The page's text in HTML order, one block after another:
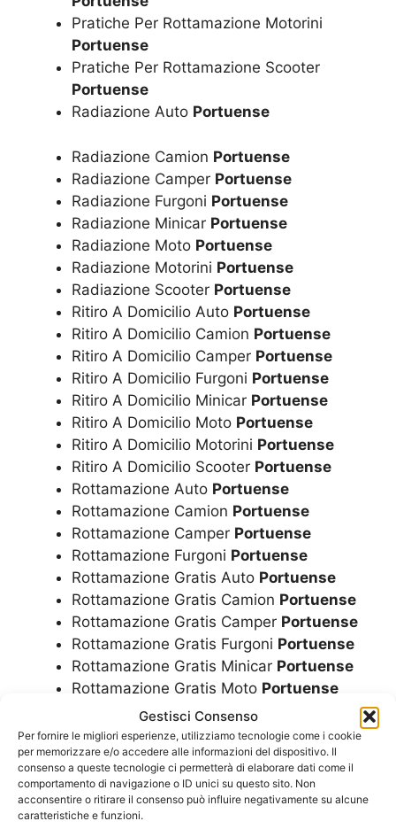
Gestisci Consenso
Per fornire le migliori esperienze, utilizziamo tecnologie come i cookie
per memorizzare e/o accedere alle informazioni del dispositivo. Il
consenso a queste tecnologie ci permetterà di elaborare dati come il
comportamento di navigazione o ID unici su questo sito. Non
acconsentire o ritirare il consenso può influire negativamente su alcune
caratteristiche e funzioni.
Pratiche Per Rottamazione Motorini
Portuense
Pratiche Per Rottamazione Scooter
Portuense
Radiazione Auto Portuense
Radiazione Camion Portuense
Radiazione Camper Portuense
Radiazione Furgoni Portuense
Radiazione Minicar Portuense
Radiazione Moto Portuense
Radiazione Motorini Portuense
Radiazione Scooter Portuense
Ritiro A Domicilio Auto Portuense
Ritiro A Domicilio Camion Portuense
Ritiro A Domicilio Camper Portuense
Ritiro A Domicilio Furgoni Portuense
Ritiro A Domicilio Minicar Portuense
Ritiro A Domicilio Moto Portuense
Ritiro A Domicilio Motorini Portuense
Ritiro A Domicilio Scooter Portuense
Rottamazione Auto Portuense
Rottamazione Camion Portuense
Rottamazione Camper Portuense
Rottamazione Furgoni Portuense
Rottamazione Gratis Auto Portuense
Rottamazione Gratis Camion Portuense
Rottamazione Gratis Camper Portuense
Rottamazione Gratis Furgoni Portuense
Rottamazione Gratis Minicar Portuense
Rottamazione Gratis Moto Portuense
Rottamazione Gratis Motorini
Rottamazione Gratis ScooterPortuense
Rottamazione Gratuita AutoPortuense
Rottamazione Gratuita Camper
Portuense
Rottamazione Gratuita Furgoni